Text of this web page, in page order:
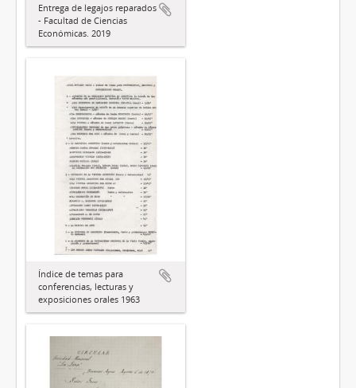
Entrega de legajos reparados
- Facultad de Ciencias
Económicas. 2019
Índice de temas para
conferencias, lecturas y
exposiciones orales 1963